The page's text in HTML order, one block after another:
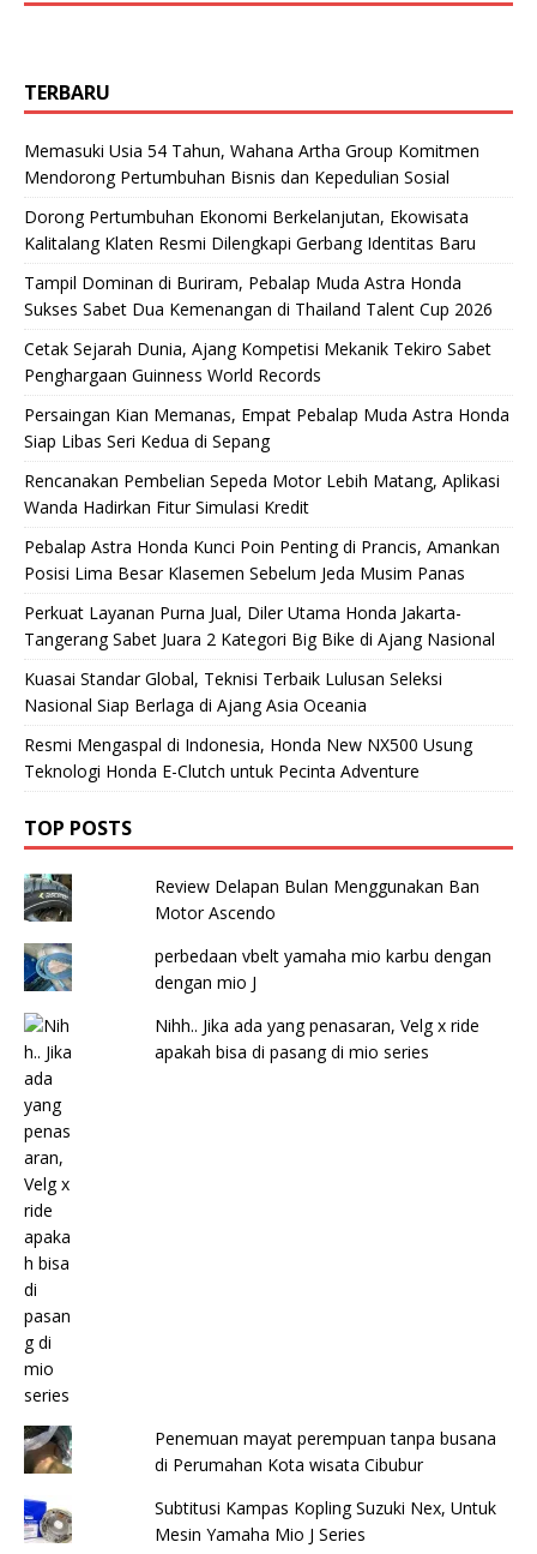
TERBARU
Memasuki Usia 54 Tahun, Wahana Artha Group Komitmen
Mendorong Pertumbuhan Bisnis dan Kepedulian Sosial
Dorong Pertumbuhan Ekonomi Berkelanjutan, Ekowisata
Kalitalang Klaten Resmi Dilengkapi Gerbang Identitas Baru
Tampil Dominan di Buriram, Pebalap Muda Astra Honda
Sukses Sabet Dua Kemenangan di Thailand Talent Cup 2026
Cetak Sejarah Dunia, Ajang Kompetisi Mekanik Tekiro Sabet
Penghargaan Guinness World Records
Persaingan Kian Memanas, Empat Pebalap Muda Astra Honda
Siap Libas Seri Kedua di Sepang
Rencanakan Pembelian Sepeda Motor Lebih Matang, Aplikasi
Wanda Hadirkan Fitur Simulasi Kredit
Pebalap Astra Honda Kunci Poin Penting di Prancis, Amankan
Posisi Lima Besar Klasemen Sebelum Jeda Musim Panas
Perkuat Layanan Purna Jual, Diler Utama Honda Jakarta-
Tangerang Sabet Juara 2 Kategori Big Bike di Ajang Nasional
Kuasai Standar Global, Teknisi Terbaik Lulusan Seleksi
Nasional Siap Berlaga di Ajang Asia Oceania
Resmi Mengaspal di Indonesia, Honda New NX500 Usung
Teknologi Honda E-Clutch untuk Pecinta Adventure
TOP POSTS
Review Delapan Bulan Menggunakan Ban
Motor Ascendo
perbedaan vbelt yamaha mio karbu dengan
dengan mio J
Nihh.. Jika ada yang penasaran, Velg x ride
apakah bisa di pasang di mio series
Penemuan mayat perempuan tanpa busana
di Perumahan Kota wisata Cibubur
Subtitusi Kampas Kopling Suzuki Nex, Untuk
Mesin Yamaha Mio J Series